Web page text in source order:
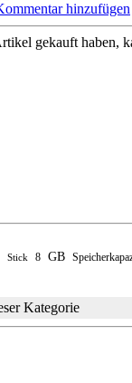
hinzufügen
gekauft haben,
Stick 8 GB
Kategorie